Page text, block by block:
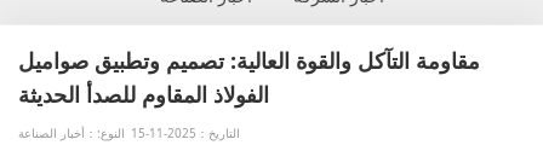
مقاومة التآكل والقوة العالية: تصميم وتطبيق صواميل
الفولاذ المقاوم للصدأ الحديثة
النوع:：أخبار الصناعة التاريخ：2025-11-15